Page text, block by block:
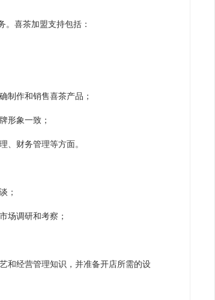
喜茶加盟支持包括：
作和销售喜茶产品；
形象一致；
财务管理等方面。
；
调研和考察；
经营管理知识，并准备开店所需的设